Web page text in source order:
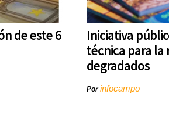
de este 6
Iniciativa
técnica para la
degradados
Porinfocampo